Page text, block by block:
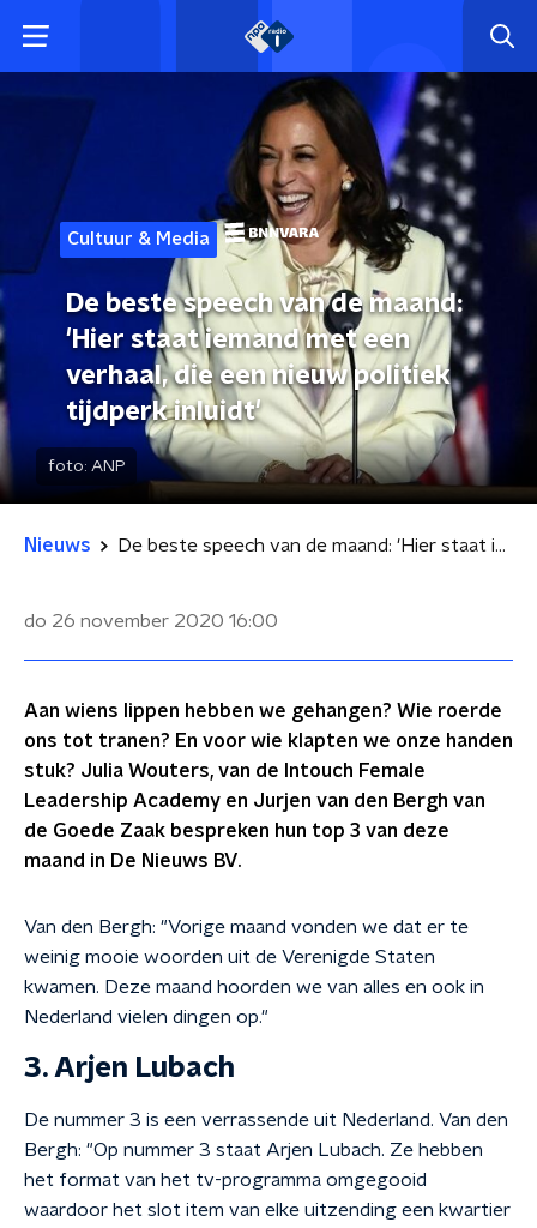
Cultuur & Media
De beste speech van de maand:
'Hier staat iemand met een
verhaal, die een nieuw politiek
tijdperk inluidt'
foto: ANP
Nieuws De beste speech van de maand: 'Hier staat iemand met een verhaal, die een nieuw politiek tijdperk inluidt'
do 26 november 2020 16:00
Aan wiens lippen hebben we gehangen? Wie roerde
ons tot tranen? En voor wie klapten we onze handen
stuk? Julia Wouters, van de Intouch Female
Leadership Academy en Jurjen van den Bergh van
de Goede Zaak bespreken hun top 3 van deze
maand in De Nieuws BV.
Van den Bergh: "Vorige maand vonden we dat er te
weinig mooie woorden uit de Verenigde Staten
kwamen. Deze maand hoorden we van alles en ook in
Nederland vielen dingen op."
3. Arjen Lubach
De nummer 3 is een verrassende uit Nederland. Van den
Bergh: "Op nummer 3 staat Arjen Lubach. Ze hebben
het format van het tv-programma omgegooid
waardoor het slot item van elke uitzending een kwartier